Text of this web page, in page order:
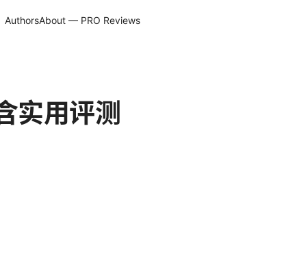
AuthorsAbout — PRO Reviews
实用评测